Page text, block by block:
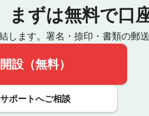
まずは無料で口
します。 署名・捺印・書類の郵
設（無料）
ポートへご相談